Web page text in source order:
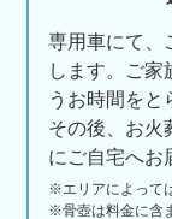
専用車にて、
します。ご家
うお時間をと
その後、お火
にご自宅へお
※エリアによって
※骨壺は料金に含